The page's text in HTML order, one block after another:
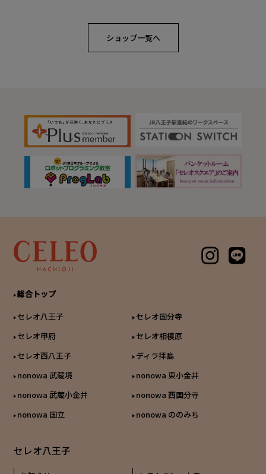
ショップ一覧へ
総合トップ
セレオ八王子
セレオ国分寺
セレオ甲府
セレオ相模原
セレオ西八王子
ディラ拝島
nonowa 武蔵境
nonowa 東小金井
nonowa 武蔵小金井
nonowa 西国分寺
nonowa 国立
nonowa ののみち
セレオ八王子